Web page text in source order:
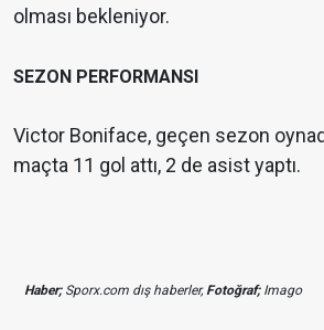
olması bekleniyor.
SEZON PERFORMANSI
Victor Boniface, geçen sezon
maçta 11 gol attı, 2 de asist yaptı.
Haber;Sporx.com dış haberler,Fotoğraf;Imago